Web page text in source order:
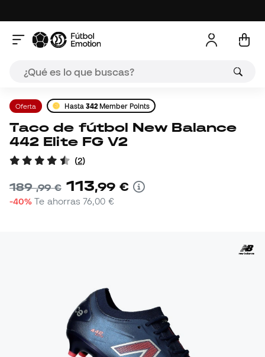
Oferta Hasta 342 Member Points
Taco de fútbol New Balance
442 Elite FG V2
(2)
189,99 € 113,99 €
-40% Te ahorras76,00 €